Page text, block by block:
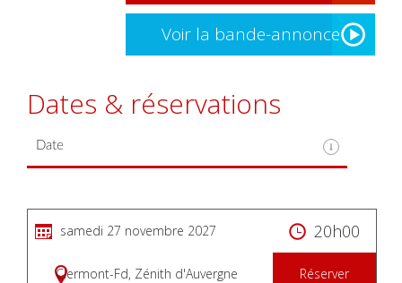
Voir la bande-annonce
Dates & réservations
samedi 27 novembre 2027 20h00
Réserver
Clermont-Fd, Zénith d'Auvergne